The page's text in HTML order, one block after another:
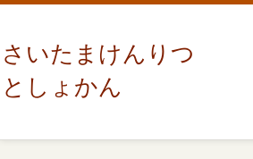
さいたまけんりつ
としょかん